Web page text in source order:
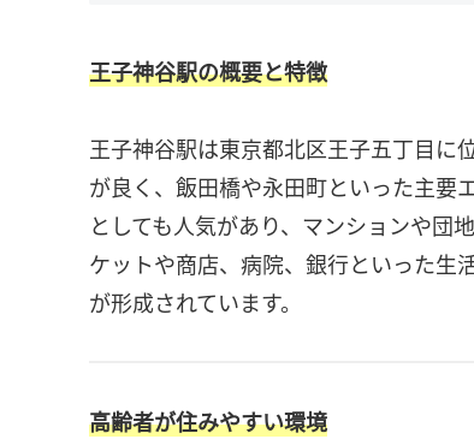
王子神谷駅の概要と特徴
王子神谷駅は東京都北区王子五丁目に
が良く、飯田橋や永田町といった主要
としても人気があり、マンションや団
ケットや商店、病院、銀行といった生
が形成されています。
高齢者が住みやすい環境